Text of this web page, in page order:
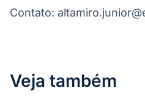
Contato:
Veja também